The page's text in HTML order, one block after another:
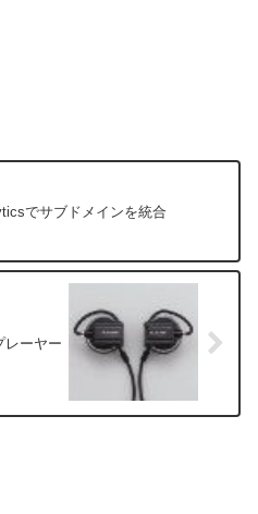
でサブドメインを統合
レーヤー